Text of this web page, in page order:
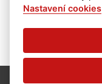
©
Nastavení cookies